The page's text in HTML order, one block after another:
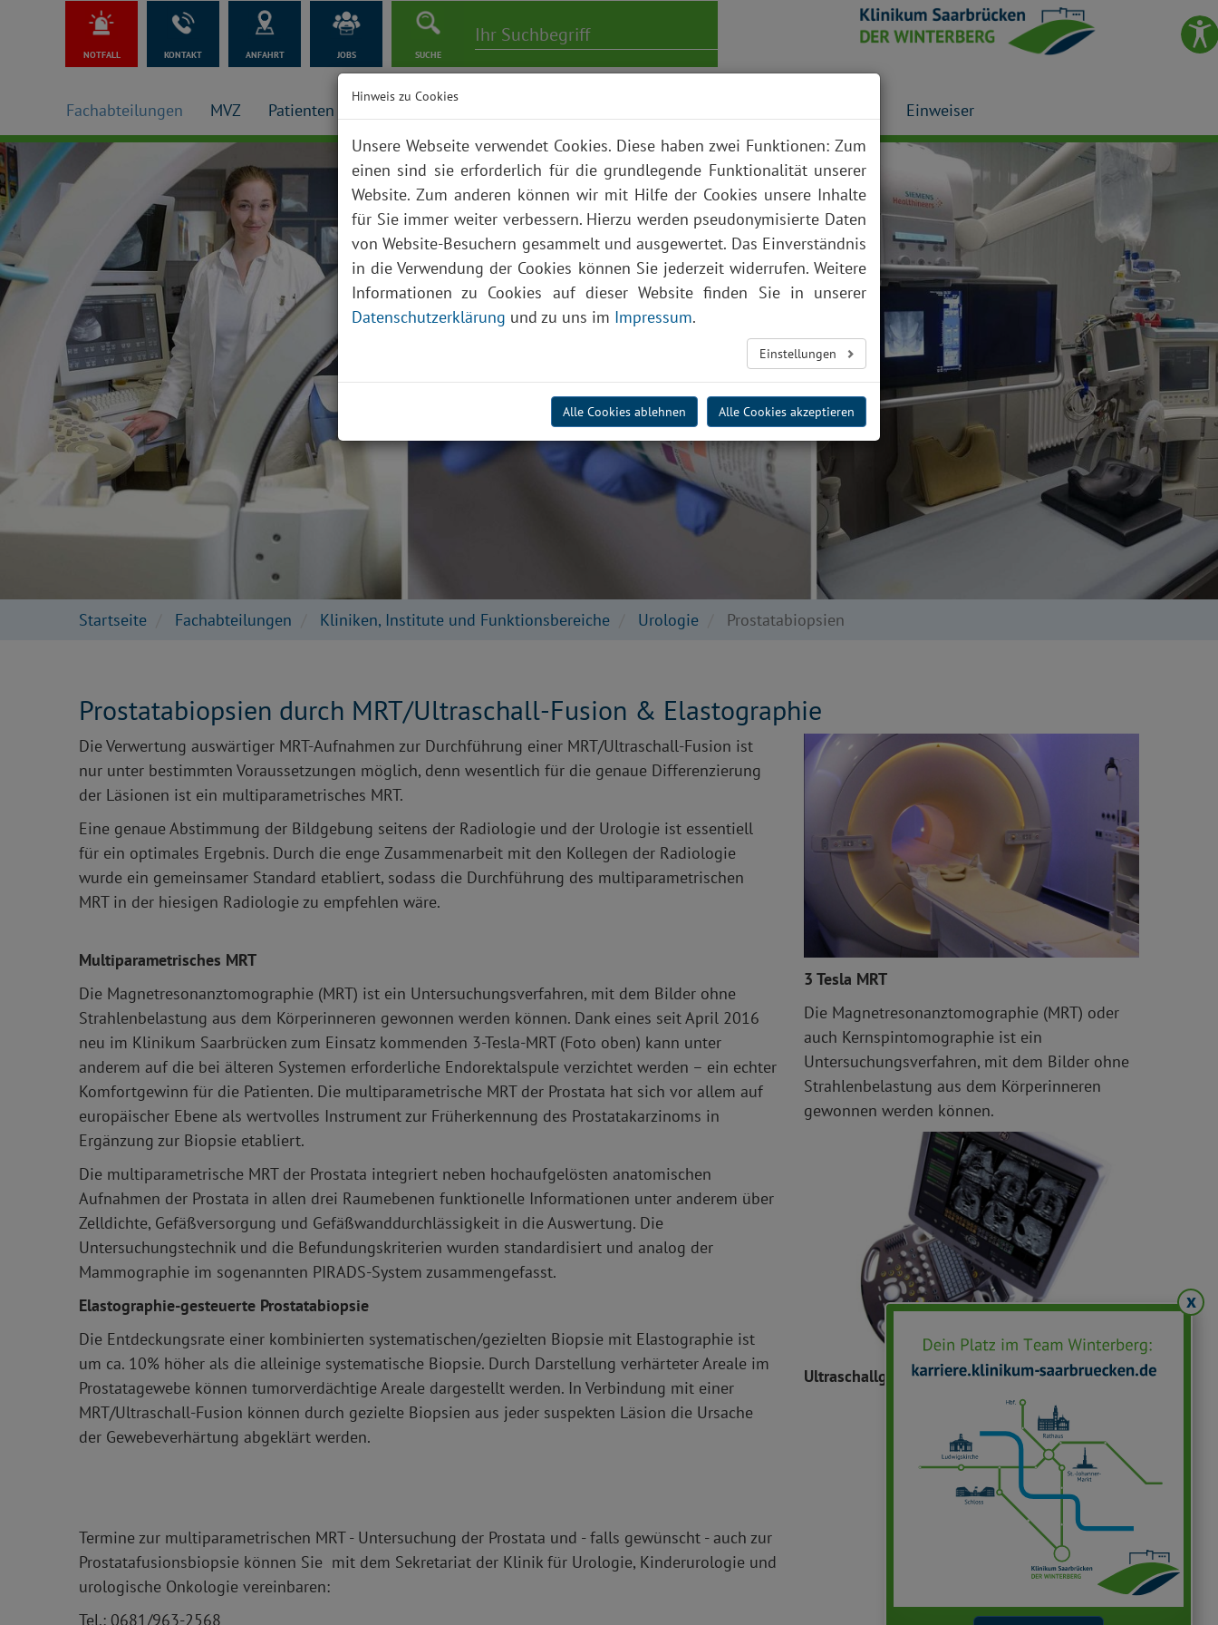
NOTFALL KONTAKT ANFAHRT JOBS SUCHE
Fachabteilungen MVZ Patienten + Besucher Einweiser
Startseite Fachabteilungen Kliniken, Institute und Funktionsbereiche Urologie Prostatabiopsien
Prostatabiopsien durch MRT/Ultraschall-Fusion & Elastographie
Die Verwertung auswärtiger MRT-Aufnahmen zur Durchführung einer MRT/Ultraschall-Fusion ist
nur unter bestimmten Voraussetzungen möglich, denn wesentlich für die genaue Differenzierung
der Läsionen ist ein multiparametrisches MRT.
Eine genaue Abstimmung der Bildgebung seitens der Radiologie und der Urologie ist essentiell
für ein optimales Ergebnis. Durch die enge Zusammenarbeit mit den Kollegen der Radiologie
wurde ein gemeinsamer Standard etabliert, sodass die Durchführung des multiparametrischen
MRT in der hiesigen Radiologie zu empfehlen wäre.
Multiparametrisches MRT
Die Magnetresonanztomographie (MRT) ist ein Untersuchungsverfahren, mit dem Bilder ohne
Strahlenbelastung aus dem Körperinneren gewonnen werden können. Dank eines seit April 2016
neu im Klinikum Saarbrücken zum Einsatz kommenden 3-Tesla-MRT (Foto oben) kann unter
anderem auf die bei älteren Systemen erforderliche Endorektalspule verzichtet werden – ein echter
Komfortgewinn für die Patienten. Die multiparametrische MRT der Prostata hat sich vor allem auf
europäischer Ebene als wertvolles Instrument zur Früherkennung des Prostatakarzinoms in
Ergänzung zur Biopsie etabliert.
Die multiparametrische MRT der Prostata integriert neben hochaufgelösten anatomischen
Aufnahmen der Prostata in allen drei Raumebenen funktionelle Informationen unter anderem über
Zelldichte, Gefäßversorgung und Gefäßwanddurchlässigkeit in die Auswertung. Die
Untersuchungstechnik und die Befundungskriterien wurden standardisiert und analog der
Mammographie im sogenannten PIRADS-System zusammengefasst.
Elastographie-gesteuerte Prostatabiopsie
Die Entdeckungsrate einer kombinierten systematischen/gezielten Biopsie mit Elastographie ist
um ca. 10% höher als die alleinige systematische Biopsie. Durch Darstellung verhärteter Areale im
Prostatagewebe können tumorverdächtige Areale dargestellt werden. In Verbindung mit einer
MRT/Ultraschall-Fusion können durch gezielte Biopsien aus jeder suspekten Läsion die Ursache
der Gewebeverhärtung abgeklärt werden.
Termine zur multiparametrischen MRT - Untersuchung der Prostata und - falls gewünscht - auch zur
Prostatafusionsbiopsie können Sie mit dem Sekretariat der Klinik für Urologie, Kinderurologie und
urologische Onkologie vereinbaren:
Tel.: 0681/963-2568
3 Tesla MRT
Die Magnetresonanztomographie (MRT) oder
auch Kernspintomographie ist ein
Untersuchungsverfahren, mit dem Bilder ohne
Strahlenbelastung aus dem Körperinneren
gewonnen werden können.
Ultraschallgerät
x
Hinweis zu Cookies
Unsere Webseite verwendet Cookies. Diese haben zwei Funktionen: Zum
einen sind sie erforderlich für die grundlegende Funktionalität unserer
Website. Zum anderen können wir mit Hilfe der Cookies unsere Inhalte
für Sie immer weiter verbessern. Hierzu werden pseudonymisierte Daten
von Website-Besuchern gesammelt und ausgewertet. Das Einverständnis
in die Verwendung der Cookies können Sie jederzeit widerrufen. Weitere
Informationen zu Cookies auf dieser Website finden Sie in unserer
Datenschutzerklärung und zu uns im Impressum.
Einstellungen
Alle Cookies ablehnen Alle Cookies akzeptieren